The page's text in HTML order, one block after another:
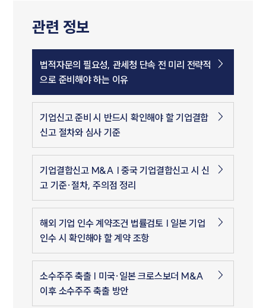
관련 정보
법적자문의 필요성, 관세청 단속 전 미리 전략적
으로 준비해야 하는 이유
기업신고 준비 시 반드시 확인해야 할 기업결합
신고 절차와 심사 기준
기업결합신고 M&A | 중국 기업결합신고 시 신
고 기준·절차, 주의점 정리
해외 기업 인수 계약조건 법률검토 | 일본 기업
인수 시 확인해야 할 계약 조항
소수주주 축출 | 미국·일본 크로스보더 M&A
이후 소수주주 축출 방안